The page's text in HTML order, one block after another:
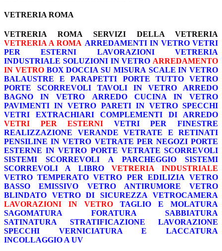
VETRERIA ROMA
VETRERIA ROMA
SERVIZI DELLA VETRERIA
VETRERIA A ROMA ARREDAMENTI IN VETRO VETRI
PER ESTERNI
LAVORAZIONI
VETRERIA
INDUSTRIALE SOLUZIONI IN VETRO ARREDAMENTO
IN VETRO BOX DOCCIA SU MISURA SCALE IN VETRO
BALAUSTRE E PARAPETTI
PORTE TUTTO VETRO
PORTE SCORREVOLI
TAVOLI IN VETRO
ARREDO
BAGNO IN VETRO
ARREDO CUCINA IN VETRO
PAVIMENTI IN VETRO PARETI IN VETRO SPECCHI
VETRI EXTRACHIARI
COMPLEMENTI DI ARREDO
VETRI PER ESTERNI
VETRI PER FINESTRE
REALIZZAZIONE VERANDE
VETRATE E RETINATI
PENSILINE IN VETRO VETRATE PER NEGOZI PORTE
ESTERNE IN VETRO PORTE VETRATE SCORREVOLI
SISTEMI SCORREVOLI A PARCHEGGIO
SISTEMI
SCORREVOLI A LIBRO
VETRERIA INDUSTRIALE
VETRO TEMPERATO VETRO PER EDILIZIA VETRO
BASSO EMISSIVO
VETRO ANTIRUMORE
VETRO
BLINDATO
VETRO DI SICUREZZA
VETROCAMERA
LAVORAZIONI IN VETRO
TAGLIO E MOLATURA
SAGOMATURA
FORATURA
SABBIATURA
SATINATURA
STRATIFICAZIONE
LAVORAZIONE
SPECCHI
VERNICIATURA E LACCATURA
INCOLLAGGIO A UV